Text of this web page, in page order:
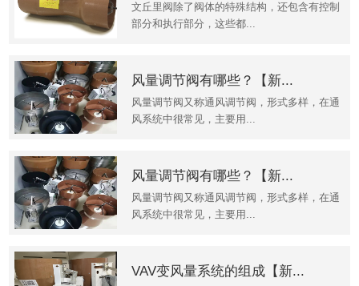
文丘里阀除了阀体的特殊结构，还包含有控制
部分和执行部分，这些都...
风量调节阀有哪些？【新...
风量调节阀又称通风调节阀，形式多样，在通
风系统中很常见，主要用...
风量调节阀有哪些？【新...
风量调节阀又称通风调节阀，形式多样，在通
风系统中很常见，主要用...
VAV变风量系统的组成【新...